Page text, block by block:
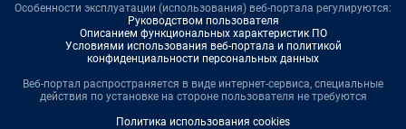
Особенности эксплуатации (использования) веб-портала регулируются:
Руководством пользователя
Описанием функциональных характеристик ПО
Условиями использования веб-портала и политикой
конфиденциальности персональных данных
Веб-портал распространяется в виде интернет-сервиса, специальные
действия по установке на стороне пользователя не требуются
Политика использования cookies